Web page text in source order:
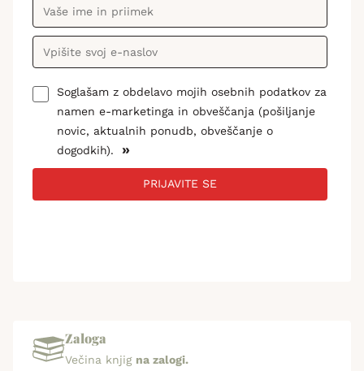
Soglašam z obdelavo mojih osebnih podatkov za
namen e-marketinga in obveščanja (pošiljanje
novic, aktualnih ponudb, obveščanje o
dogodkih).
»
PRIJAVITE SE
Zaloga
Večina knjig na zalogi.